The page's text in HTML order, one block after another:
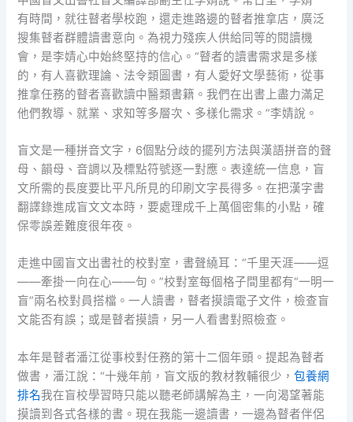
有時間，就往瞽者學校跑，還走進路邊的瞽者推拿店，廣泛
搜集瞽者群體讀書意向。為視力殘疾人供給同等的閱讀機
會，是李婧心中始終堅持的信心。“瞽者的讀書需求是多樣
的，有人喜歡理論、法令類圖書，有人愛好文學藝術，從事
推拿任務的瞽者喜歡讀中醫類書籍。我們在出書上盡力滿足
他們教導、就業、求知等多層次、多樣化需求。”李婧說。
盲文是一種拼音文字，6個點分歧的擺列方法與漢語拼音的聲
母、韻母、音調以及標點符號逐一對應。表達統一信息，盲
文所需的長度要比平凡所見的印刷文字長得多。在把漢字書
翻譯錄進成盲文文本時，要處理成千上萬個密集的小點，確
保零誤差難度很年夜。
走進中國盲文出書社的校對室，書聲繞耳：“千里天涯——逗
——牽掛一向在心——句。”校對室每個格子間里都有“一明一
盲”兩名校對員搭檔。一人讀書，瞽者摸讀電子文件，檢查盲
文能否有誤；或是瞽者摸讀，另一人看書對照檢查。
本年是瞽者潘江從事校對任務的第十二個年頭。提起為瞽者
做書，潘江說：“十幾年前，盲文版的教材教輔很少，包養網
排名我在盲校學習時只能以聽老師講解為主，一向渴望著能
摸讀到各式各樣的書。現在我能一邊讀書，一邊為瞽者伴侶